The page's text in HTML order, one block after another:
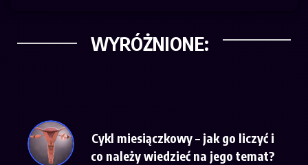
WYRÓŻNIONE:
Cykl miesiączkowy – jak go liczyć i
co należy wiedzieć na jego temat?